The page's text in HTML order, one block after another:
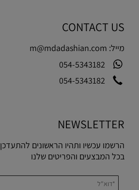
CONTACT US
מייל: m@mdadashian.com
054-5343182
054-5343182
NEWSLETTER
הרשמו עכשיו ותהיו הראשונים להתעדכן
בכל המבצעים והפריטים שלנו